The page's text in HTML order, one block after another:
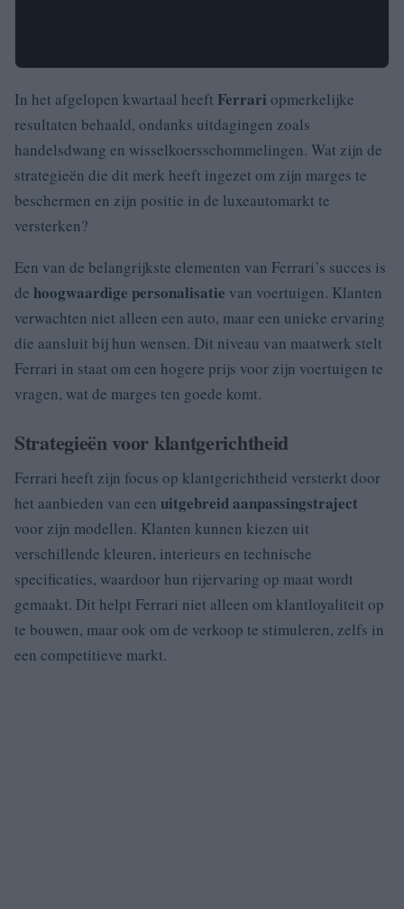
In het afgelopen kwartaal heeft Ferrari opmerkelijke
resultaten behaald, ondanks uitdagingen zoals
handelsdwang en wisselkoersschommelingen. Wat zijn de
strategieën die dit merk heeft ingezet om zijn marges te
beschermen en zijn positie in de luxeautomarkt te
versterken?
Een van de belangrijkste elementen van Ferrari’s succes is
de hoogwaardige personalisatie van voertuigen. Klanten
verwachten niet alleen een auto, maar een unieke ervaring
die aansluit bij hun wensen. Dit niveau van maatwerk stelt
Ferrari in staat om een hogere prijs voor zijn voertuigen te
vragen, wat de marges ten goede komt.
Strategieën voor klantgerichtheid
Ferrari heeft zijn focus op klantgerichtheid versterkt door
het aanbieden van een uitgebreid aanpassingstraject
voor zijn modellen. Klanten kunnen kiezen uit
verschillende kleuren, interieurs en technische
specificaties, waardoor hun rijervaring op maat wordt
gemaakt. Dit helpt Ferrari niet alleen om klantloyaliteit op
te bouwen, maar ook om de verkoop te stimuleren, zelfs in
een competitieve markt.